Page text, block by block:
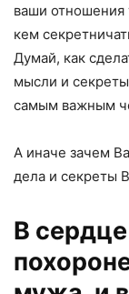
ваши отношения
кем
Думай, как
мысли и
самым важным
А иначе зачем
дела и секреты
В